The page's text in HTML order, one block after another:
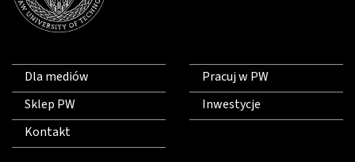
Dla mediów
Sklep PW
Kontakt
Pracuj w PW
Inwestycje